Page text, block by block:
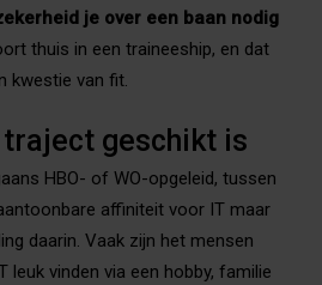
je over een baan nodig
thuis in een traineeship, en dat
kwestie van fit.
geschikt is
HBO- of WO-opgeleid, tussen
affiniteit voor IT maar
daarin. Vaak zijn het mensen
leuk vinden via een hobby, familie